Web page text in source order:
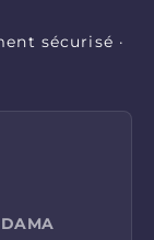
sécurisé ·
DAMA